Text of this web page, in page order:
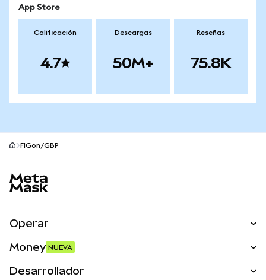
App Store
Calificación
4.7
Descargas
50M+
Reseñas
75.8K
FIGon/GBP
Operar
Money NUEVA
Desarrollador